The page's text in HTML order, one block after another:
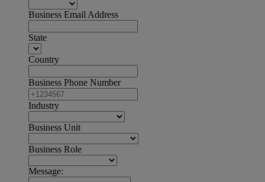
Business Email Address
State
Country
Business Phone Number
Industry
Business Unit
Business Role
Message: